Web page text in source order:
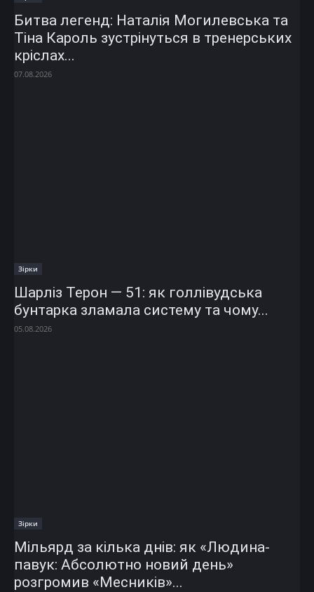
Битва легенд: Наталія Могилевська та
Тіна Кароль зустрінуться в тренерських
кріслах...
07.08.2026
Зірки
Шарліз Терон — 51: як голлівудська
бунтарка зламала систему та чому...
05.08.2026
Зірки
Мільярд за кілька днів: як «Людина-
павук: Абсолютно новий день»
розгромив «Месників»...